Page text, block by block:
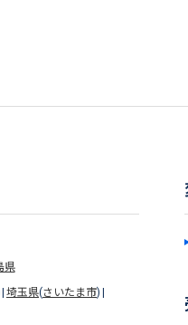
県
埼玉県(さいたま市)